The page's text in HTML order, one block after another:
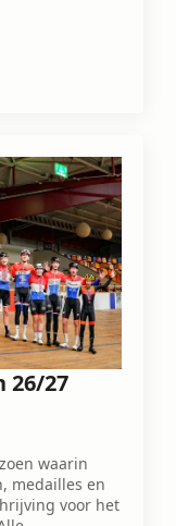
26/27
waarin
medailles en
voor het